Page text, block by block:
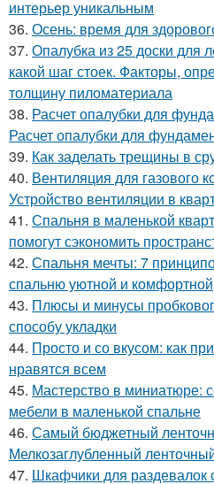
интерьер уникальным
36. Осень: время для
37. Опалубка из 25 доски для
какой шаг стоек. Факторы,
толщину пиломатериала
38. Расчет опалубки для
Расчет опалубки для
39. Как заделать трещины в
40. Вентиляция для газового
Устройство вентиляции в
41. Спальня в маленькой
помогут сэкономить
42. Спальня мечты: 7
спальню уютной и комфортной
43. Плюсы и минусы
способу укладки
44. Просто и со вкусом: как
нравятся всем
45. Мастерство в миниатюре:
мебели в маленькой спальне
46. Самый бюджетный
Мелкозаглубленный
47. Шкафчики для раздевалок